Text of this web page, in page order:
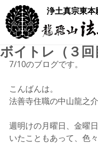
浄土真宗東本
ボイトレ（３回
7/10のブログです。
こんばんは。
法善寺住職の中山龍之介
週明けの月曜日、金曜
いたこともあって、色